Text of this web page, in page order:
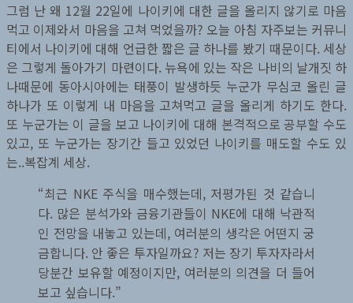
그럼 난 왜 12월 22일에 나이키에 대한 글을 올리지 않기로 마음
먹고 이제와서 마음을 고쳐 먹었을까? 오늘 아침 자주보는 커뮤니
티에서 나이키에 대해 언급한 짧은 글 하나를 봤기 때문이다. 세상
은 그렇게 돌아가기 마련이다. 뉴욕에 있는 작은 나비의 날개짓 하
나때문에 동아시아에는 태풍이 발생하듯 누군가 무심코 올린 글
하나가 또 이렇게 내 마음을 고쳐먹고 글을 올리게 하기도 한다.
또 누군가는 이 글을 보고 나이키에 대해 본격적으로 공부할 수도
있고, 또 누군가는 장기간 들고 있었던 나이키를 매도할 수도 있
는..복잡계 세상.
“최근 NKE 주식을 매수했는데, 저평가된 것 같습니
다. 많은 분석가와 금융기관들이 NKE에 대해 낙관적
인 전망을 내놓고 있는데, 여러분의 생각은 어떤지 궁
금합니다. 안 좋은 투자일까요? 저는 장기 투자자라서
당분간 보유할 예정이지만, 여러분의 의견을 더 들어
보고 싶습니다.”